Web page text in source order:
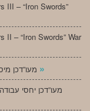
III – “Iron Swords”
II – “Iron Swords” War
»
מעו”דכן יחסי